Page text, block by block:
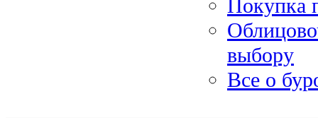
Покупка
выбору
Все о